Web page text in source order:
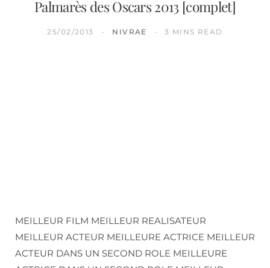
Palmarès des Oscars 2013 [complet]
25/02/2013 NIVRAE 3 MINS READ
MEILLEUR FILM MEILLEUR REALISATEUR
MEILLEUR ACTEUR MEILLEURE ACTRICE MEILLEUR
ACTEUR DANS UN SECOND ROLE MEILLEURE